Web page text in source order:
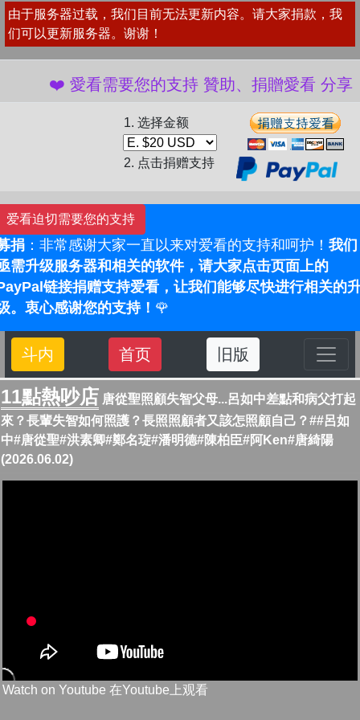
由于服务器过载，我们目前无法更新内容。请大家捐款，我
们可以更新服务器。谢谢！
❤️ 愛看需要您的支持 贊助、捐贈愛看 分
1. 选择金额
2. 点击捐赠支持
爱看迫切需要您的支持
捐 ：非常感谢大家一直以来对爱看的支持和呵护！ 我们
需升级服务器和相关的软件，请大家点击页面上的
链接捐赠支持爱看，让我们能够尽快进行相关的
。衷心感谢您的支持！ 🌹
斗内 首页 旧版
11點熱吵店 唐從聖照顧失智父母...呂如中差點和病父打起
來？長輩失智如何照護？長照照顧者又該怎照顧自己？##呂如
中#唐從聖#洪素卿#鄭名琁#潘明德#陳柏臣#阿Ken#唐綺陽
(2026.06.02)
Watch on Youtube 在Youtube上观看